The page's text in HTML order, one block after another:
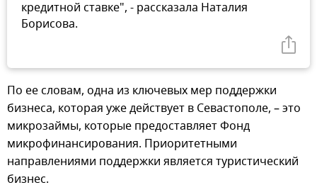
кредитной ставке", - рассказала Наталия
Борисова.
По ее словам, одна из ключевых мер поддержки
бизнеса, которая уже действует в Севастополе, – это
микрозаймы, которые предоставляет Фонд
микрофинансирования. Приоритетными
направлениями поддержки является туристический
бизнес.